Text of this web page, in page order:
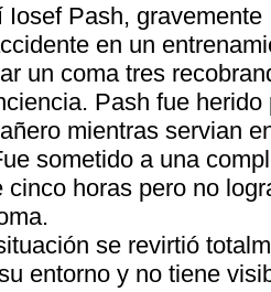
Iosef Pash, gravemente
en un
un coma tres
Pash fue herido
mientras servian
sometido a una
cinco horas pero no
se revirtió
entorno y no tiene